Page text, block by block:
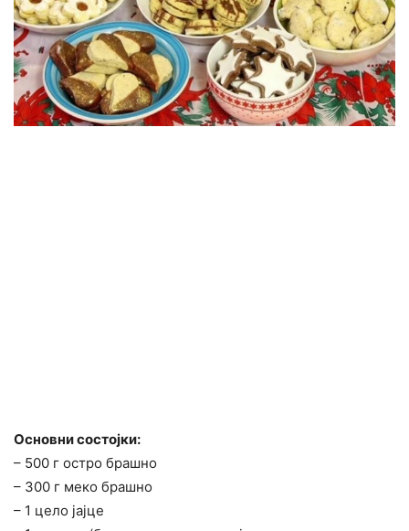
Основни состојки:
– 500 г остро брашно
– 300 г меко брашно
– 1 цело јајце